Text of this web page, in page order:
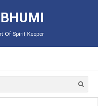
Of Spirit Keeper